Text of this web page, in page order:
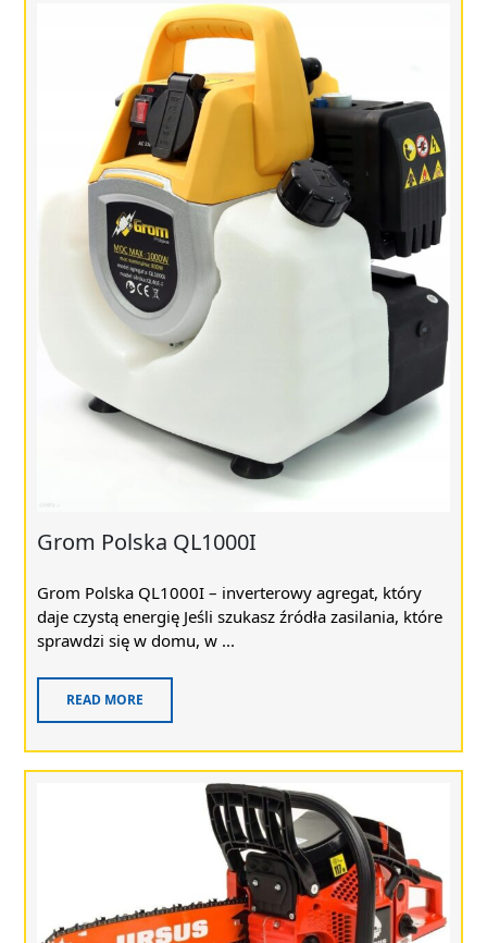
Grom Polska QL1000I
Grom Polska QL1000I – inverterowy agregat, który
daje czystą energię Jeśli szukasz źródła zasilania, które
sprawdzi się w domu, w ...
READ MORE